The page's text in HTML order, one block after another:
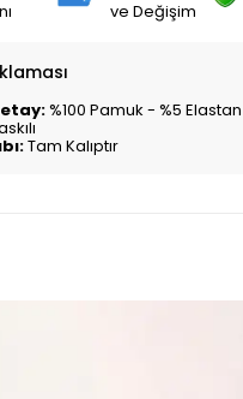
ve Değişim
%100 Pamuk - %5 Elastan
Tam Kalıptır